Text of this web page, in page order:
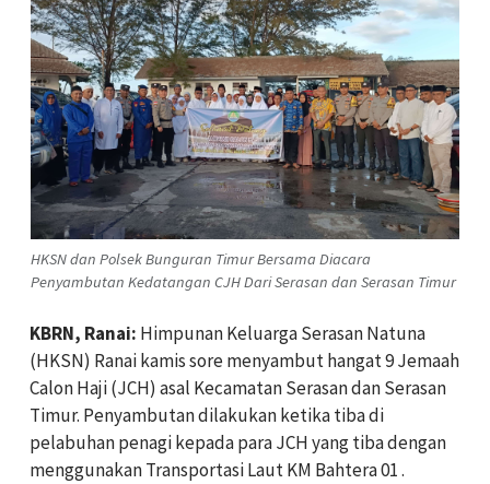
HKSN dan Polsek Bunguran Timur Bersama Diacara
Penyambutan Kedatangan CJH Dari Serasan dan Serasan Timur
KBRN, Ranai: Himpunan Keluarga Serasan Natuna
(HKSN) Ranai kamis sore menyambut hangat 9 Jemaah
Calon Haji (JCH) asal Kecamatan Serasan dan Serasan
Timur. Penyambutan dilakukan ketika tiba di
pelabuhan penagi kepada para JCH yang tiba dengan
menggunakan Transportasi Laut KM Bahtera 01 .